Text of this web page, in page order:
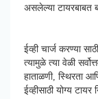
असलेल्या टायरबाबत
ईव्ही चार्ज करण्या
त्यामुळे त्या वेळी
हाताळणी, स्थिरता
ईव्हीसाठी योग्य